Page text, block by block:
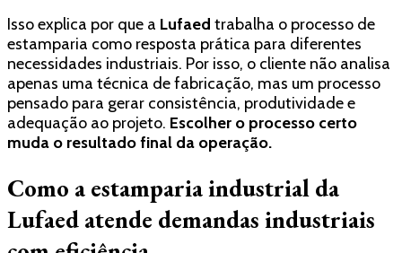
Isso explica por que a Lufaed trabalha o processo de
estamparia como resposta prática para diferentes
necessidades industriais. Por isso, o cliente não analisa
apenas uma técnica de fabricação, mas um processo
pensado para gerar consistência, produtividade e
adequação ao projeto. Escolher o processo certo
muda o resultado final da operação.
Como a estamparia industrial da
Lufaed atende demandas industriais